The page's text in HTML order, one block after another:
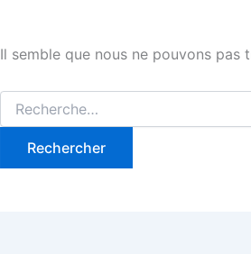
Il semble que nous ne pouvons pas
Rechercher :